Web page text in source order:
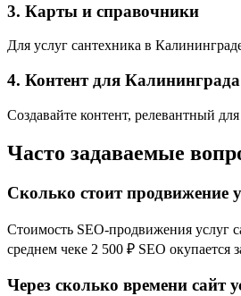
3. Карты и справочники
Для услуг сантехника в
4. Контент для Калининграда
Создавайте контент, релевантный
Часто задаваемые
Сколько стоит продвижение
Стоимость SEO-продвижения услуг
среднем чеке 2 500 ₽ SEO окупается
Через сколько времени сайт